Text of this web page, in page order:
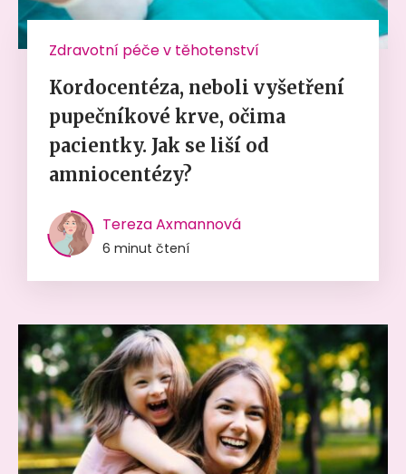
Zdravotní péče v těhotenství
Kordocentéza, neboli vyšetření
pupečníkové krve, očima
pacientky. Jak se liší od
amniocentézy?
Tereza Axmannová
6 minut čtení